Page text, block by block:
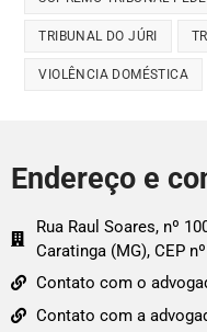
TRIBUNAL DO JÚRI
VIOLÊNCIA DOMÉSTICA
Endereço e
Rua Raul Soares, nº
Caratinga (MG), CEP
Contato com o
Contato com a